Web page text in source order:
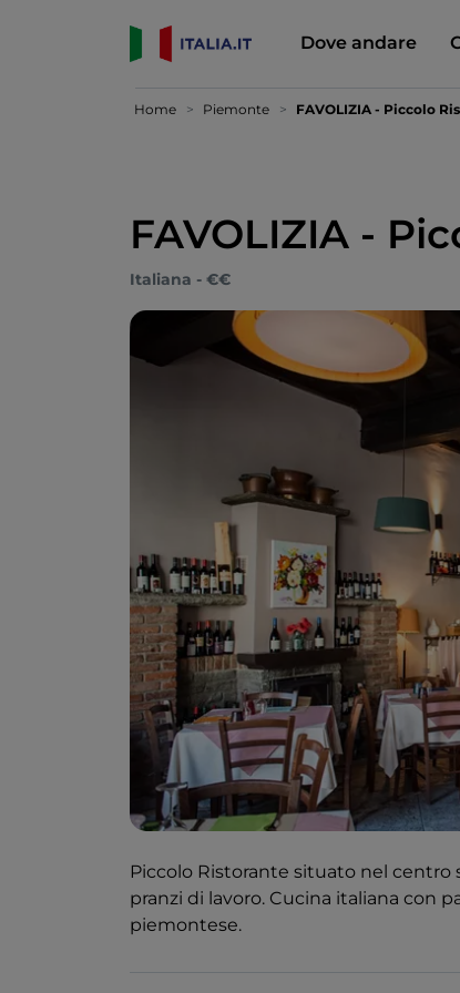
Dove andare
Home Piemonte FAVOLIZIA - Piccolo
FAVOLIZIA -
Italiana - €€
Piccolo Ristorante situato nel
pranzi di lavoro. Cucina italiana con
piemontese.